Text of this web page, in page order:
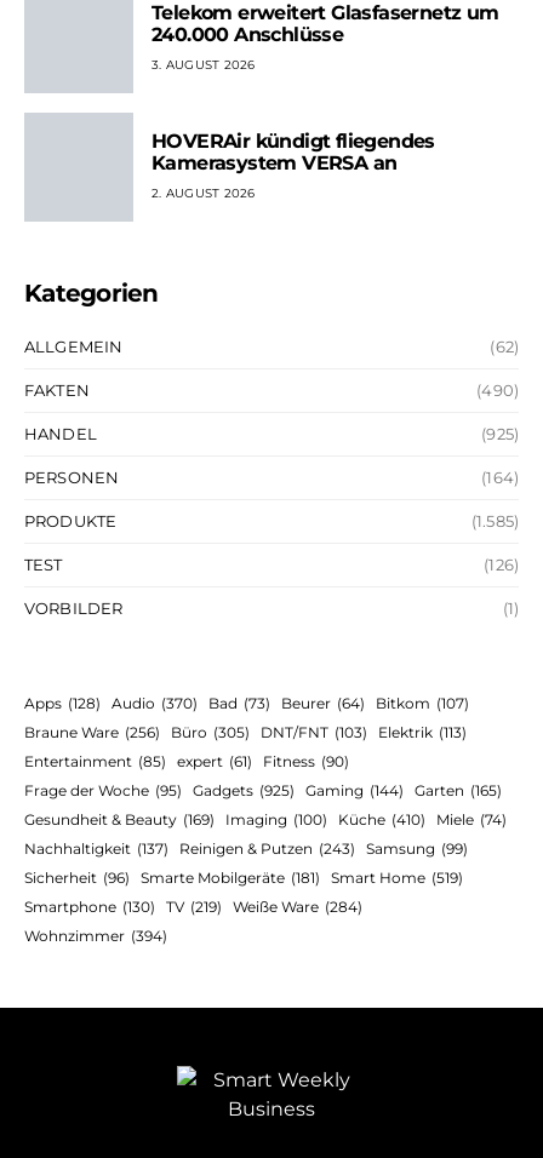
Telekom erweitert Glasfasernetz um
240.000 Anschlüsse
3. AUGUST 2026
HOVERAir kündigt fliegendes
Kamerasystem VERSA an
2. AUGUST 2026
Kategorien
ALLGEMEIN (62)
FAKTEN (490)
HANDEL (925)
PERSONEN (164)
PRODUKTE (1.585)
TEST (126)
VORBILDER (1)
Apps (128) Audio (370) Bad (73) Beurer (64) Bitkom (107)
Braune Ware (256) Büro (305) DNT/FNT (103) Elektrik (113)
Entertainment (85) expert (61) Fitness (90)
Frage der Woche (95) Gadgets (925) Gaming (144) Garten (165)
Gesundheit & Beauty (169) Imaging (100) Küche (410) Miele (74)
Nachhaltigkeit (137) Reinigen & Putzen (243) Samsung (99)
Sicherheit (96) Smarte Mobilgeräte (181) Smart Home (519)
Smartphone (130) TV (219) Weiße Ware (284)
Wohnzimmer (394)